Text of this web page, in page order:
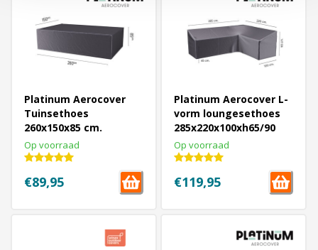
Platinum Aerocover
Tuinsethoes
260x150x85 cm.
Op voorraad
€89,95
Platinum Aerocover L-
vorm loungesethoes
285x220x100xh65/90
cm. - Rechts
Op voorraad
€119,95